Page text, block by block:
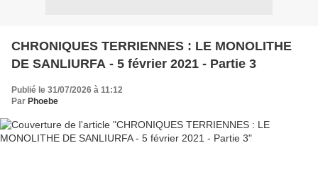
CHRONIQUES TERRIENNES : LE MONOLITHE
DE SANLIURFA - 5 février 2021 - Partie 3
Publié le 31/07/2026 à 11:12
Par Phoebe